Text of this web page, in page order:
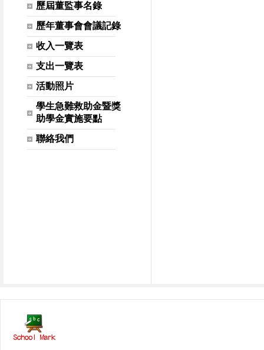
歷屆董監事名錄
歷年董事會會議記錄
收入一覽表
支出一覽表
活動照片
學生急難救助金暨獎
助學金實施要點
聯絡我們